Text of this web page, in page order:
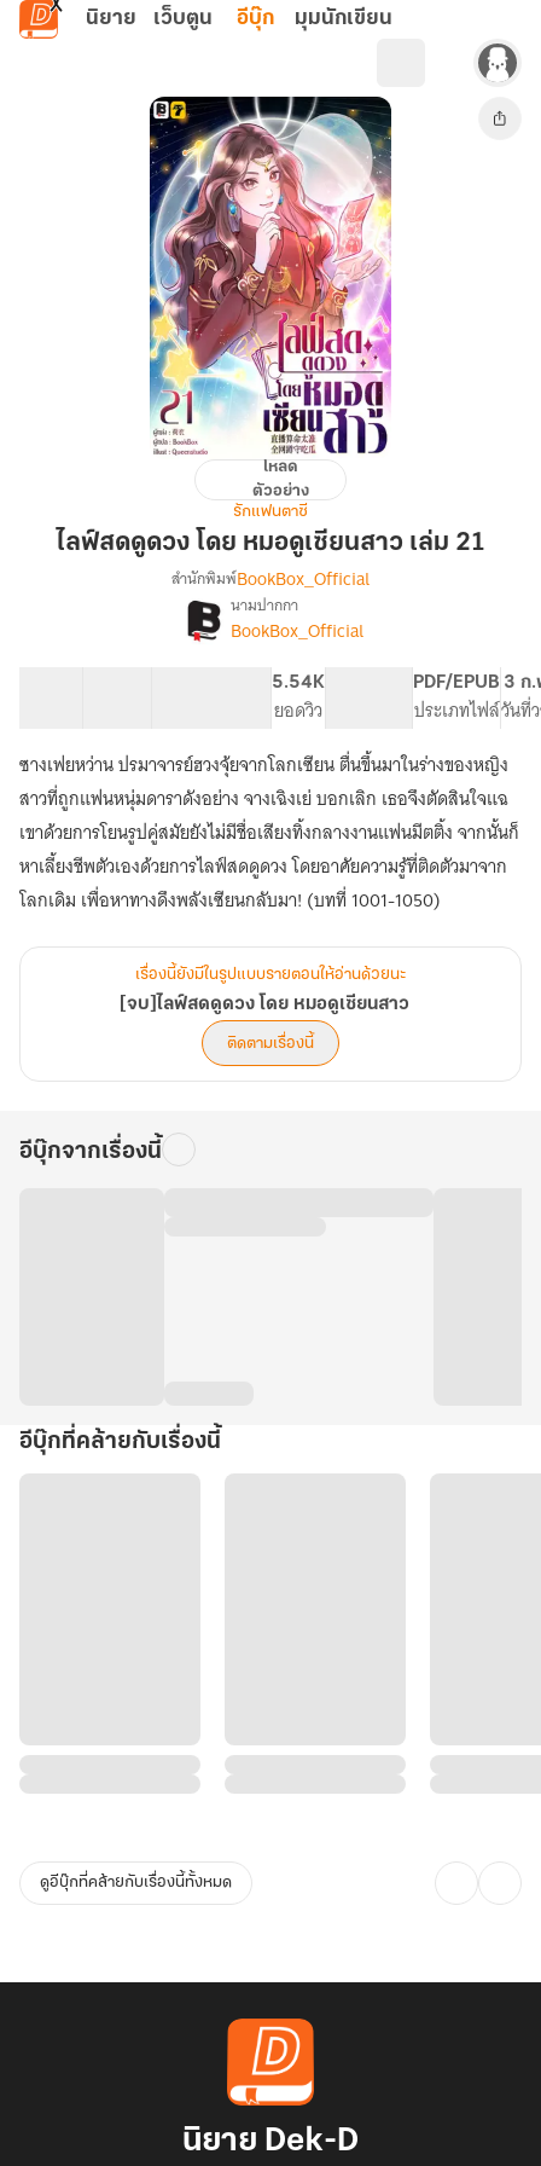
ข้ามไปยังเนื้อหาหลัก
นิยาย เว็บตูน อีบุ๊ก มุมนักเขียน
ดูด
โดย
21
โหลด
ตัวอย่าง
รักแฟนตาซี
ไลฟ์สดดูดวง โดย หมอดูเซียนสาว เล่ม 21
เรื่อง[จบ]ไลฟ์
สด
ดูด
วง
โดย
หมอดู
เซียน
สาว
สำนักพิมพ์BookBox_Official
นามปากกา
BookBox_Official
5.54K
ยอดวิว
PDF/EPUB
ประเภทไฟล์
3 ก
วันที่
ซางเฟยหว่าน ปรมาจารย์ฮวงจุ้ยจากโลกเซียน ตื่นขึ้นมาในร่างของหญิง
สาวที่ถูกแฟนหนุ่มดาราดังอย่าง จางเฉิงเย่ บอกเลิก เธอจึงตัดสินใจแฉ
เขาด้วยการโยนรูปคู่สมัยยังไม่มีชื่อเสียงทิ้งกลางงานแฟนมีตติ้ง จากนั้นก็
หาเลี้ยงชีพตัวเองด้วยการไลฟ์สดดูดวง โดยอาศัยความรู้ที่ติดตัวมาจาก
โลกเดิม เพื่อหาทางดึงพลังเซียนกลับมา! (บทที่ 1001-1050)
เรื่องนี้ยังมีในรูปแบบรายตอนให้อ่านด้วยนะ
[จบ]ไลฟ์สดดูดวง โดย หมอดูเซียนสาว
ติดตามเรื่องนี้
อีบุ๊กจากเรื่องนี้
อีบุ๊กที่คล้ายกับเรื่องนี้
ดูอีบุ๊กที่คล้ายกับเรื่องนี้ทั้งหมด
นิยาย Dek-D